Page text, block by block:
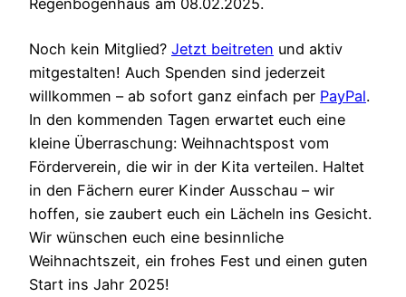
Regenbogenhaus am 08.02.2025.
Noch kein Mitglied? Jetzt beitreten und aktiv
mitgestalten! Auch Spenden sind jederzeit
willkommen – ab sofort ganz einfach per PayPal.
In den kommenden Tagen erwartet euch eine
kleine Überraschung: Weihnachtspost vom
Förderverein, die wir in der Kita verteilen. Haltet
in den Fächern eurer Kinder Ausschau – wir
hoffen, sie zaubert euch ein Lächeln ins Gesicht.
Wir wünschen euch eine besinnliche
Weihnachtszeit, ein frohes Fest und einen guten
Start ins Jahr 2025!